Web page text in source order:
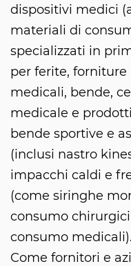
dispositivi medici
materiali di
specializzati in
per ferite,
medicali, bende,
medicale e
bende sportive e
(inclusi nastro
impacchi caldi e
(come siringhe
consumo
consumo medicali).
Come fornitori e